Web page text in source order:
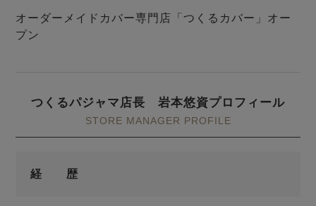
オーダーメイドカバー専門店「つくるカバー」オー
プン
つくるパジャマ店長 岩本悠資プロフィール
STORE MANAGER PROFILE
経 歴